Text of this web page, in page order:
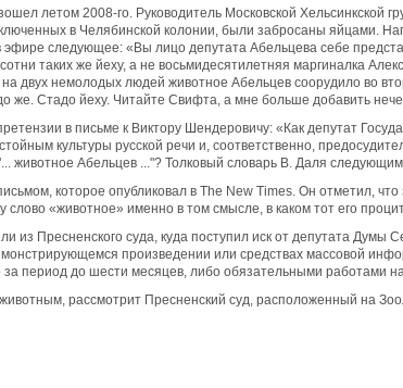
летом 2008-го. Руководитель Московской
в Челябинской колонии, были забросаны яйцами.
следующее: «Вы лицо депутата Абельцева себе
таких же йеху, а не восьмидесятилетняя маргиналка
двух немолодых людей животное Абельцев соорудило во
же. Стадо йеху. Читайте Свифта, а мне больше добавить
в письме к Виктору Шендеровичу: «Как депутат
культуры русской речи и, соответственно,
животное Абельцев ..."? Толковый словарь В. Даля
которое опубликовал в The New Times. Он отметил,
«животное» именно в том смысле, в каком тот его
из Пресненского суда, куда поступил иск от депутата
произведении или средствах массовой
период до шести месяцев, либо обязательными работами
рассмотрит Пресненский суд, расположенный на